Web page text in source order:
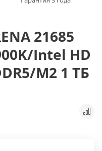
21685
Intel HD
M2 1 ТБ